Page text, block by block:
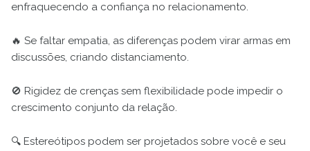
enfraquecendo a confiança no relacionamento.
🔥 Se faltar empatia, as diferenças podem virar armas em
discussões, criando distanciamento.
🚫 Rigidez de crenças sem flexibilidade pode impedir o
crescimento conjunto da relação.
🔍 Estereótipos podem ser projetados sobre você e seu